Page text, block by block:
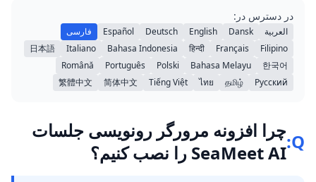
در دسترس در:
العربية Dansk
English
Deutsch
Español
فارسی
Filipino
Français
हिन्दी
Bahasa Indonesia
Italiano
日本語
한국어
Bahasa Melayu
Polski
Português
Română
Русский
தமிழ்
ไทย
Tiếng Việt
简体中文
繁體中文
Q: چرا افزونه مرورگر رونویسی جلسات
SeaMeet AI را نصب کنیم؟